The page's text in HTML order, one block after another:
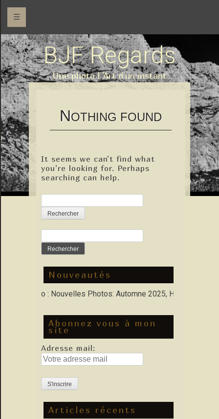
☰
BJF Regards
Une photo l 'Art d'un instant
NOTHING FOUND
It seems we can’t find what
you’re looking for. Perhaps
searching can help.
Nouveautés
Porfolio : Nouvelles Photos: Automne 2025, Hiver 2026
Abonnez vous à mon
site
Adresse mail:
Articles récents